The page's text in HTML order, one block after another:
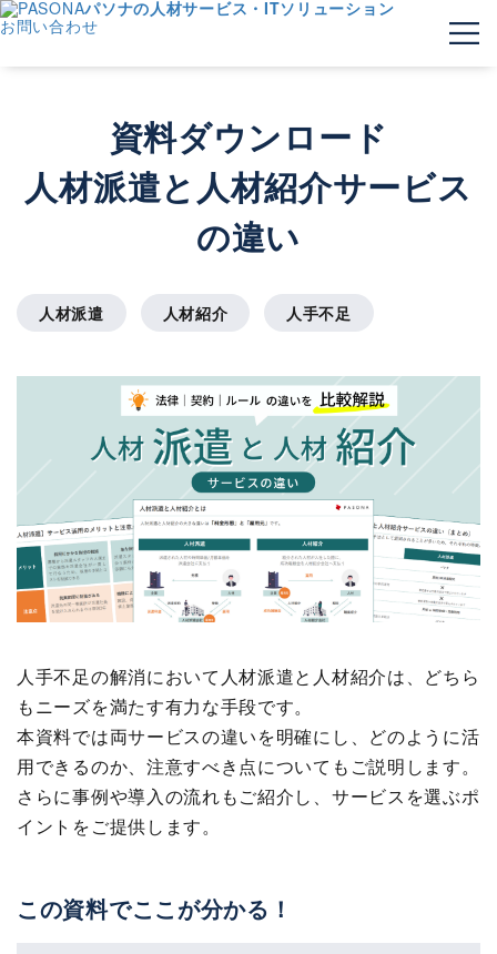
パソナの人材サービス・ITソリューション
お問い合わせ
資料ダウンロード
人材派遣と人材紹介サービス
の違い
人材派遣 人材紹介 人手不足
人手不足の解消において人材派遣と人材紹介は、どちら
もニーズを満たす有力な手段です。
本資料では両サービスの違いを明確にし、どのように活
用できるのか、注意すべき点についてもご説明します。
さらに事例や導入の流れもご紹介し、サービスを選ぶポ
イントをご提供します。
この資料でここが分かる！